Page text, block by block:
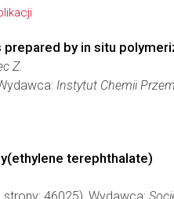
by in situ
Z.
Instytut Chemii
terephthalate)